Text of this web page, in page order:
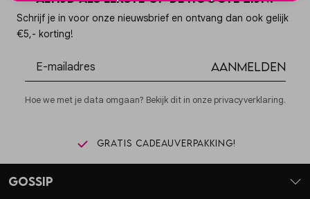
Schrijf je in voor onze nieuwsbrief en ontvang dan ook gelijk
€5,- korting!
Aanmelden
Hoe we met je data omgaan? Bekijk dit in onze privacyverklaring.
Gratis cadeauverpakking!
Gossip